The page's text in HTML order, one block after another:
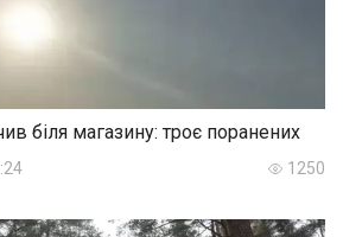
біля магазину: троє поранених
1250